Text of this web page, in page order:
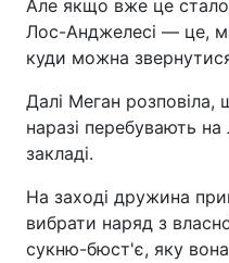
Але якщо вже це
Лос-Анджелесі — це,
куди можна
Далі Меган розповіла,
наразі перебувають
закладі.
На заході дружина
вибрати наряд з
сукню-бюст'є, яку